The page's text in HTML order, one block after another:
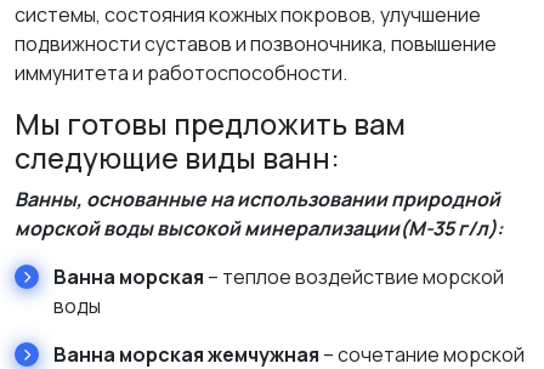
системы, состояния кожных покровов, улучшение
подвижности суставов и позвоночника, повышение
иммунитета и работоспособности.
Мы готовы предложить вам
следующие виды ванн:
Ванны, основанные на использованииприродной
морской воды высокой минерализации(М-35 г/л):
Ванна морская – теплое воздействие морской
воды
Ванна морская жемчужная – сочетание морской